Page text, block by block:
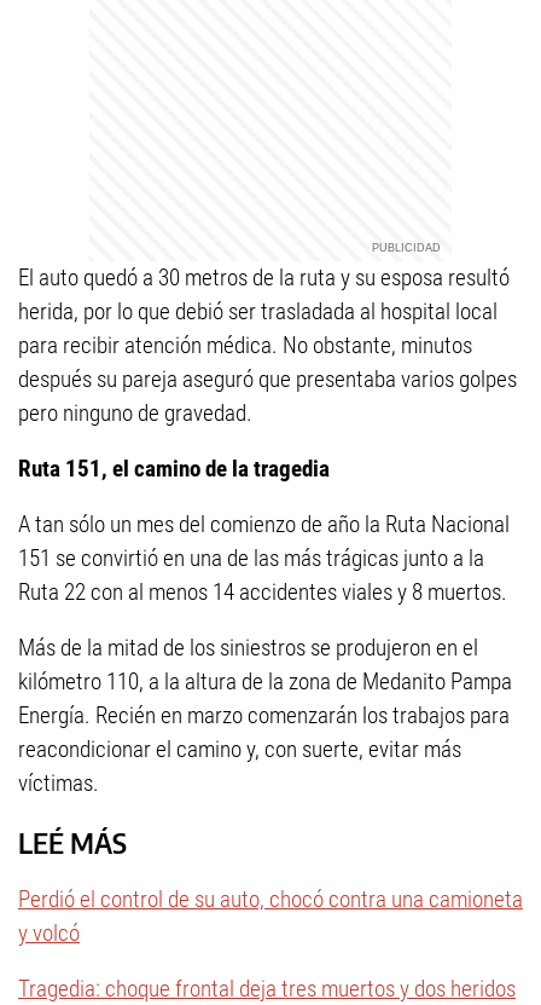
El auto quedó a 30 metros de la ruta y su esposa resultó
herida, por lo que debió ser trasladada al hospital local
para recibir atención médica. No obstante, minutos
después su pareja aseguró que presentaba varios golpes
pero ninguno de gravedad.
Ruta 151, el camino de la tragedia
A tan sólo un mes del comienzo de año la Ruta Nacional
151 se convirtió en una de las más trágicas junto a la
Ruta 22 con al menos 14 accidentes viales y 8 muertos.
Más de la mitad de los siniestros se produjeron en el
kilómetro 110, a la altura de la zona de Medanito Pampa
Energía. Recién en marzo comenzarán los trabajos para
reacondicionar el camino y, con suerte, evitar más
víctimas.
LEÉ MÁS
Perdió el control de su auto, chocó contra una camioneta
y volcó
Tragedia: choque frontal deja tres muertos y dos heridos